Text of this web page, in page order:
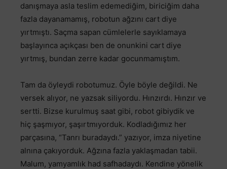
danışmaya asla teslim edemediğim, biriciğim daha
fazla dayanamamış, robotun ağzını cart diye
yırtmıştı. Saçma sapan cümlelerle sayıklamaya
başlayınca açıkçası ben de onunkini cart diye
yırtmış, bundan zerre kadar gocunmamıştım.
Tam da öyleydi robotumuz. Öyle böyle değildi. Ne
versek alıyor, ne yazsak siliyordu. Hınzırdı. Hınzır ve
sertti. Bizse kurulmuş saat gibi, robot gibiydik ve
hiç şaşmıyor, şaşırtmıyorduk. Kodladığımız her
parçasına, “Tanrı buradaydı.” yazıyor, imza niyetine
alnına çakıyorduk. Ağzına fazla yaklaşmadan tabii.
Malum, yamyamlık had safhadaydı. Kendine yönelik